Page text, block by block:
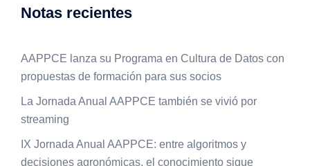
Notas recientes
AAPPCE lanza su Programa en Cultura de Datos con
propuestas de formación para sus socios
La Jornada Anual AAPPCE también se vivió por
streaming
IX Jornada Anual AAPPCE: entre algoritmos y
decisiones agronómicas, el conocimiento sigue